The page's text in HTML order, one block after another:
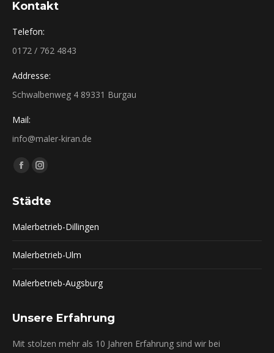
Kontakt
Telefon:
0172 / 762 4843
Addresse:
Schwalbenweg 4 89331 Burgau
Mail:
info@maler-kiran.de
Finden Sie uns auf:
Facebook
opens
window
Instagram
opens
window
Städte
Malerbetrieb-Dillingen
Malerbetrieb-Ulm
Malerbetrieb-Augsburg
Unsere Erfahrung
Mit stolzen mehr als 10 Jahren Erfahrung sind wir bei